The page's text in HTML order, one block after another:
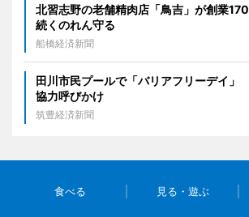
北習志野の老舗精肉店「鳥吉」が創業
続くのれん守る
船橋経済新聞
田川市民プールで「バリアフリーデイ
協力呼びかけ
筑豊経済新聞
食べる 見る・遊ぶ